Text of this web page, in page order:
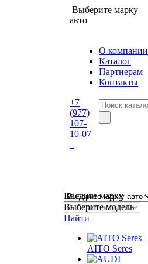
Выберите марку
авто
О компании
Каталог
Партнерам
Контакты
+7
(977)
107-
10-07
Введите марку
Выберите модель
Найти
AITO Seres